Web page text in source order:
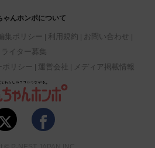
ゃんホンポについて
集ポリシー 利用規約
お問い合わせ
ライター募集
ポリシー 運営会社 メディア掲載情報